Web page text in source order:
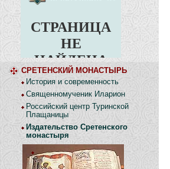
СРЕТЕНСКИЙ МОНАСТЫРЬ
История и современность
Священномученик Иларион
Российский центр Туринской
Плащаницы
Издательство Сретенского
монастыря